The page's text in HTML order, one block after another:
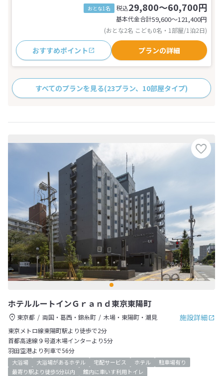
おとな1名 税込29,800～60,700円
基本代金合計59,600〜121,400円
(おとな2名 こども0名・1部屋/1泊2日)
おすすめポイント プランの詳細
すべてのプランを見る(23プラン、10部屋タイプ)
ホテルルートインＧｒａｎｄ東京東陽町
施設詳細
東京都 両国・葛西・錦糸町
木場・東陽町・潮見
東京メトロ線東陽町駅より徒歩で2分
首都高速線９号道木場インターより5分
羽田空港より列車で56分
大浴場 大浴場があるホテル 宅配サービス ホテル
駐車場有り
最寄り駅より徒歩5分以内
館内に車いす利用トイレ